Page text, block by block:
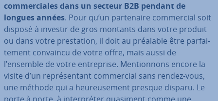
com­mer­ciales dans un secteur B2B pendant de
longues années. Pour qu’un par­te­naire com­mer­cial soit
disposé à investir de gros montants dans votre produit
ou dans votre pres­ta­tion, il doit au préalable être par­fai­
te­ment convaincu de votre offre, mais aussi de
l’ensemble de votre en­tre­prise. Men­tion­nons encore la
visite d’un re­pré­sen­tant com­mer­cial sans rendez-vous,
une méthode qui a heu­reu­se­ment presque disparu. Le